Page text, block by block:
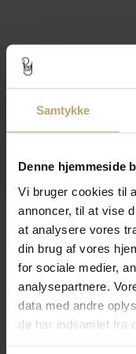
Samtykke
Denne hjemmeside
Vi bruger cookies til
annoncer, til at vise
at analysere vores
din brug af vores
for sociale medier,
analysepartnere.
data med andre
de har indsamlet fra
Kontakt
Åbningstider I
Information
Praktiske Sider